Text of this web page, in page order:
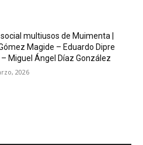
multiusos de Muimenta |
Magide – Eduardo Dipre
Miguel Ángel Díaz González
2026